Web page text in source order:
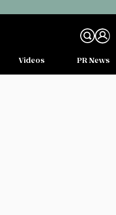
Videos PR News